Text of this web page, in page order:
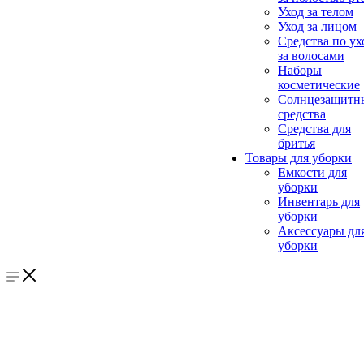
Уход за телом
Уход за лицом
Средства по
за волосами
Наборы
косметические
средства
Средства для
бритья
Товары для уборки
Емкости для
уборки
Инвентарь для
уборки
Аксессуары
уборки